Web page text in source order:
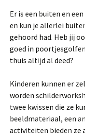
Er is een buiten en
en kun je allerlei
gehoord had. Heb jij
goed in
thuis altijd al deed?
Kinderen kunnen er
worden
twee kwissen die ze
beeldmateriaal, een
activiteiten bieden ze